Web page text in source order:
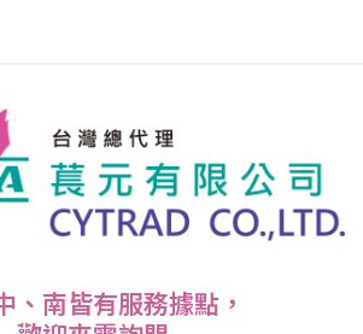
、南皆有服務據點，